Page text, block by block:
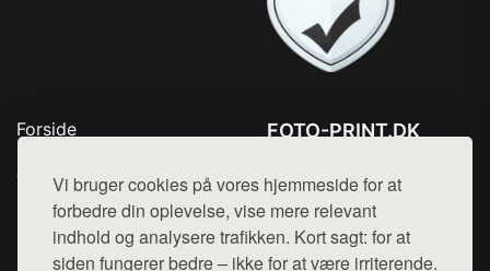
Vi bruger cookies på vores hjemmeside for at
forbedre din oplevelse, vise mere relevant
indhold og analysere trafikken. Kort sagt: for at
siden fungerer bedre – ikke for at være irriterende.
Forside
Top Rabatter
Kontakt
FOTO-PRINT.DK
Mail: hej@want.dk
Cookie- og privatlivspolitik